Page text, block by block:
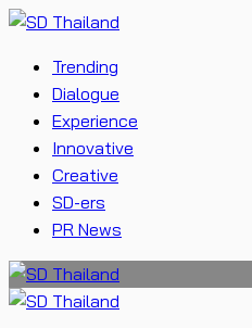
Trending
Dialogue
Experience
Innovative
Creative
SD-ers
PR News